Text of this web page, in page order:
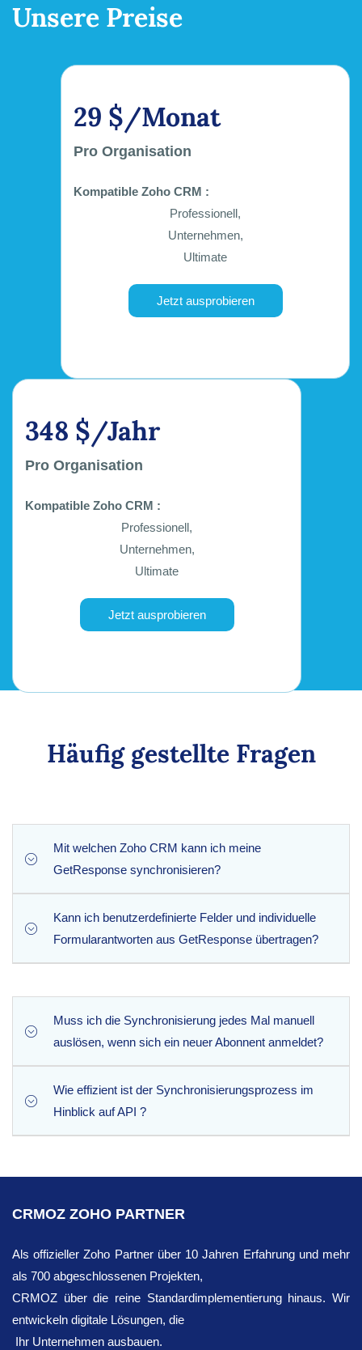
Unsere Preise
29 $/Monat
Pro Organisation
Kompatible Zoho CRM :
Professionell,
Unternehmen,
Ultimate
Jetzt ausprobieren
348 $/Jahr
Pro Organisation
Kompatible Zoho CRM :
Professionell,
Unternehmen,
Ultimate
Jetzt ausprobieren
Häufig gestellte Fragen
Mit welchen Zoho CRM kann ich meine
GetResponse synchronisieren?
Die Erweiterung unterstützt die Standardmodule „Leads“
und „Kampagnen“ in Zoho CRM vollständig, sodass Sie
übersichtliche Lead-Datensätze anlegen und die Leistung
Kann ich benutzerdefinierte Felder und individuelle
Formularantworten aus GetResponse übertragen?
so sicher, dass alle benutzerdefinierten Daten,
sie hingehören.
Muss ich die Synchronisierung jedes Mal manuell
auslösen, wenn sich ein neuer Abonnent anmeldet?
Es ist kein manueller Aufwand erforderlich. Dank der
Unterstützung für geplante Synchronisierungen können
Sie die Erweiterung so konfigurieren, dass automatische
und völlig automatisch ablaufen.
Wie effizient ist der Synchronisierungsprozess im
Hinblick auf API ?
Modell der Massenverarbeitung gewährleistet eine
gleichzeitig die Ausschöpfung Ihrer täglichen CRM API .
CRMOZ ZOHO PARTNER
Als offizieller Zoho Partner über 10 Jahren Erfahrung und mehr
als 700 abgeschlossenen Projekten,
CRMOZ über die reine Standardimplementierung hinaus. Wir
entwickeln digitale Lösungen, die
Ihr Unternehmen ausbauen.